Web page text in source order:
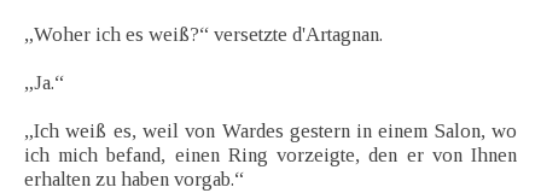
„Woher ich es weiß?“ versetzte d'Artagnan.
„Ja.“
„Ich weiß es, weil von Wardes gestern in einem Salon, wo
ich mich befand, einen Ring vorzeigte, den er von Ihnen
erhalten zu haben vorgab.“